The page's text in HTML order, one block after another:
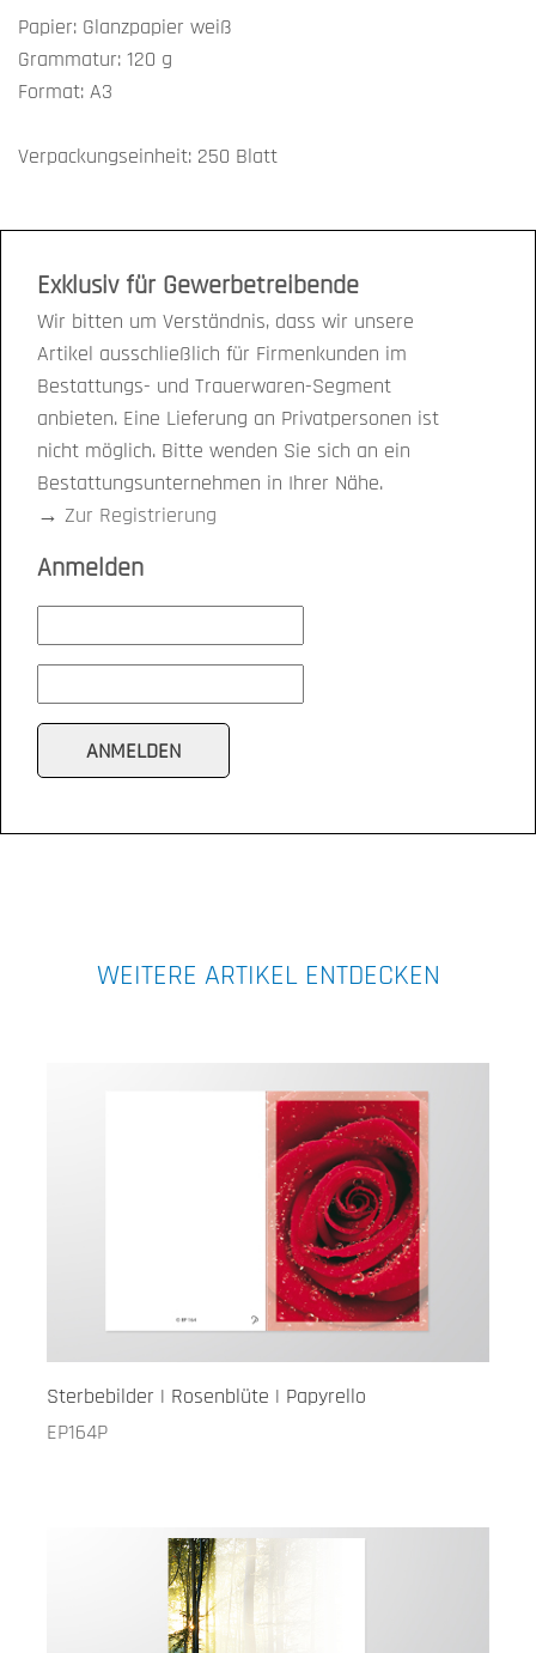
Papier: Glanzpapier weiß
Grammatur: 120 g
Format: A3
Verpackungseinheit: 250 Blatt
Exklusiv für Gewerbetreibende
Wir bitten um Verständnis, dass wir unsere
Artikel ausschließlich für Firmenkunden im
Bestattungs- und Trauerwaren-Segment
anbieten. Eine Lieferung an Privatpersonen ist
nicht möglich. Bitte wenden Sie sich an ein
Bestattungsunternehmen in Ihrer Nähe.
→ Zur Registrierung
Anmelden
WEITERE ARTIKEL ENTDECKEN
Sterbebilder | Rosenblüte | Papyrello
EP164P